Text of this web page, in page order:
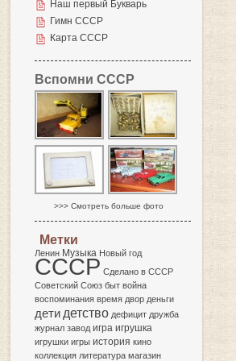
Наш первый Букварь
Гимн СССР
Карта СССР
Вспомни СССР
>>> Смотреть больше фото
Метки
Ленин Музыка Новый год
СССР Сделано в СССР
Советский Союз быт война
воспоминания время двор деньги
дети детство дефицит дружба
журнал завод игра игрушка
игрушки игры история кино
коллекция литература магазин